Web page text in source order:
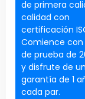
de primera
calidad con
certificación
Comience con
de prueba de
y disfrute de
garantía de 1
cada par.